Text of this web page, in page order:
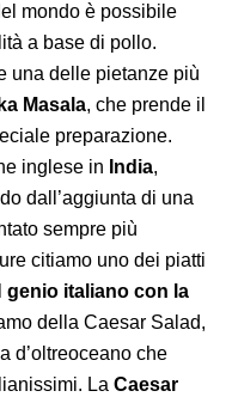
mondo è possibile
a base di pollo.
una delle pietanze più
Masala, che prende il
preparazione.
inglese in India,
dall’aggiunta di una
sempre più
citiamo uno dei piatti
genio italiano con la
della Caesar Salad,
d’oltreoceano che
La Caesar